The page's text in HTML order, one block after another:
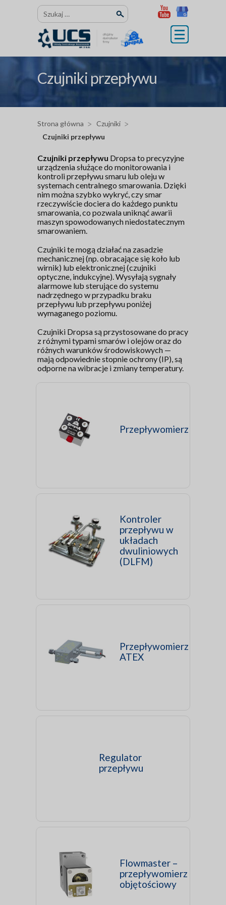
Szukaj:
Czujniki przepływu
Strona główna
Czujniki
Czujniki przepływu
Czujniki przepływu Dropsa to precyzyjne
urządzenia służące do monitorowania i
kontroli przepływu smaru lub oleju w
systemach centralnego smarowania. Dzięki
nim można szybko wykryć, czy smar
rzeczywiście dociera do każdego punktu
smarowania, co pozwala uniknąć awarii
maszyn spowodowanych niedostatecznym
smarowaniem.
Czujniki te mogą działać na zasadzie
mechanicznej (np. obracające się koło lub
wirnik) lub elektronicznej (czujniki
optyczne, indukcyjne). Wysyłają sygnały
alarmowe lub sterujące do systemu
nadrzędnego w przypadku braku
przepływu lub przepływu poniżej
wymaganego poziomu.
Czujniki Dropsa są przystosowane do pracy
z różnymi typami smarów i olejów oraz do
różnych warunków środowiskowych —
mają odpowiednie stopnie ochrony (IP), są
odporne na wibracje i zmiany temperatury.
Przepływomierz
Kontroler
przepływu w
układach
dwuliniowych
(DLFM)
Przepływomierz
ATEX
Regulator
przepływu
Flowmaster –
przepływomierz
objętościowy